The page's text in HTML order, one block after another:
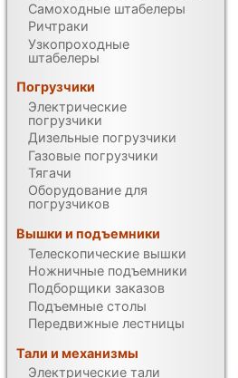
Самоходные штабелеры
Ричтраки
Узкопроходные
штабелеры
Погрузчики
Электрические
погрузчики
Дизельные погрузчики
Газовые погрузчики
Тягачи
Оборудование для
погрузчиков
Вышки и подъемники
Телескопические вышки
Ножничные подъемники
Подборщики заказов
Подъемные столы
Передвижные лестницы
Тали и механизмы
Электрические тали